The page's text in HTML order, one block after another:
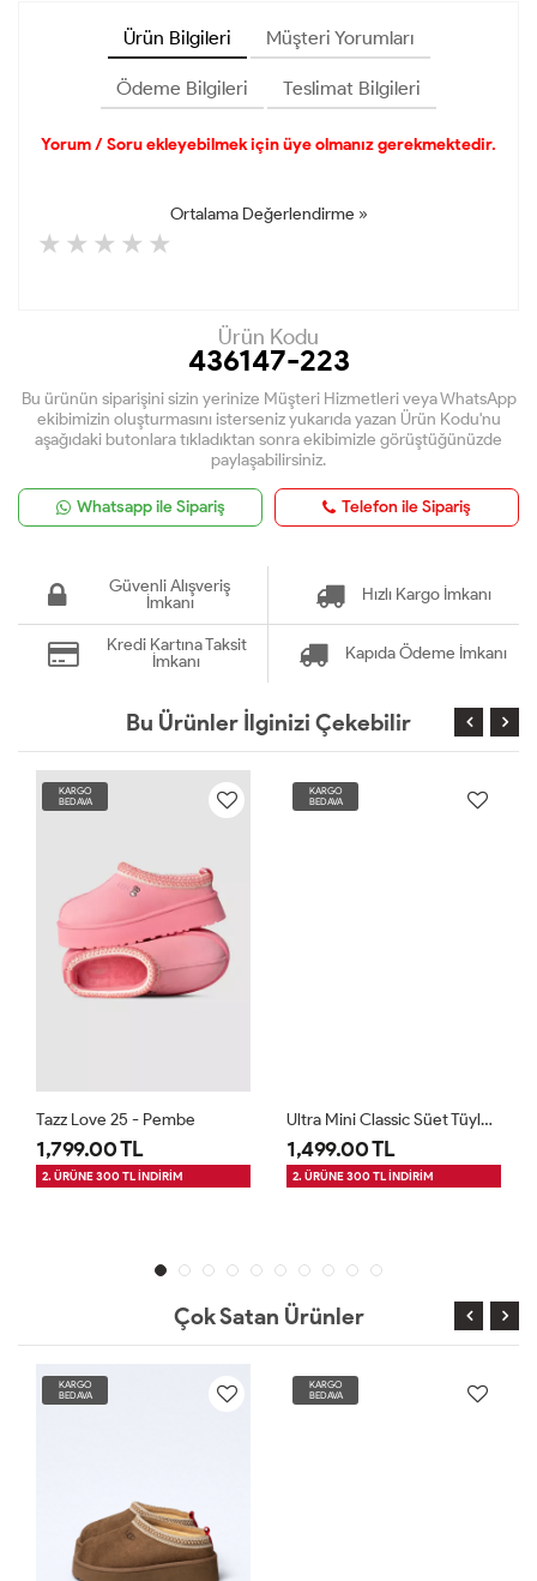
Ürün Bilgileri Müşteri Yorumları
Ödeme Bilgileri Teslimat Bilgileri
Yorum / Soru ekleyebilmek için üye olmanız gerekmektedir.
Ortalama Değerlendirme »
Ürün Kodu
436147-223
Bu ürünün siparişini sizin yerinize Müşteri Hizmetleri veya WhatsApp
ekibimizin oluşturmasını isterseniz yukarıda yazan Ürün Kodu'nu
aşağıdaki butonlara tıkladıktan sonra ekibimizle görüştüğünüzde
paylaşabilirsiniz.
Whatsapp ile Sipariş Telefon ile Sipariş
Güvenli Alışveriş
İmkanı
Hızlı Kargo İmkanı
Kredi Kartına Taksit
İmkanı
Kapıda Ödeme İmkanı
Bu Ürünler İlginizi Çekebilir
KARGO
BEDAVA
Tazz Love 25 - Pembe
1,799.00 TL
2. ÜRÜNE 300 TL İNDİRİM
KARGO
BEDAVA
Ultra Mini Classic Süet Tüylü Kadın Bot - Gri
1,499.00 TL
2. ÜRÜNE 300 TL İNDİRİM
Çok Satan Ürünler
KARGO
BEDAVA
KARGO
BEDAVA